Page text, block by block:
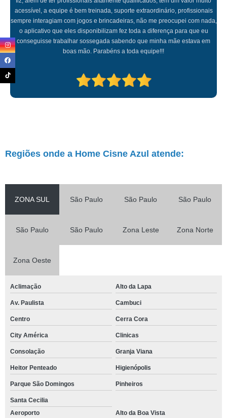
acessível, a equipe é bem treinada, suporte extraordinário, profissionais
sempre interagiam com jogos e brincadeiras, não me preocupei com nada,
o aplicativo que eles disponibilizam fez toda a diferença para que eu
conseguisse trabalhar sossegada sabendo que minha mãe estava em
boas mão. Parabéns a toda equipe!!!
Regiões onde a Home Cisne Azul atende:
ZONA SUL São Paulo São Paulo São Paulo
São Paulo São Paulo Zona Leste Zona Norte
Zona Oeste
Aclimação Alto da Lapa
Av. Paulista Cambuci
Centro Cerra Cora
City América Clinicas
Consolação Granja Viana
Heitor Penteado Higienópolis
Parque São Domingos Pinheiros
Santa Cecilia
Aeroporto
Alto da Boa Vista